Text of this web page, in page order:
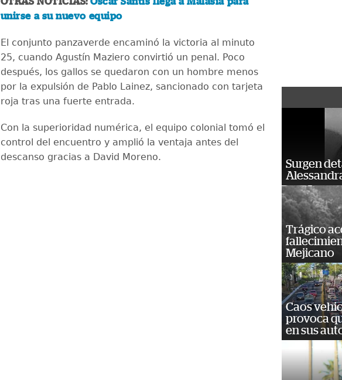
unirse a su nuevo equipo
El conjunto panzaverde encaminó la victoria al minuto
25, cuando Agustín Maziero convirtió un penal. Poco
después, los gallos se quedaron con un hombre menos
por la expulsión de Pablo Lainez, sancionado con tarjeta
roja tras una fuerte entrada.
Con la superioridad numérica, el equipo colonial tomó el
control del encuentro y amplió la ventaja antes del
descanso gracias a David Moreno.
Surgen
Trágico
Mejicano
Caos
provoca
en sus